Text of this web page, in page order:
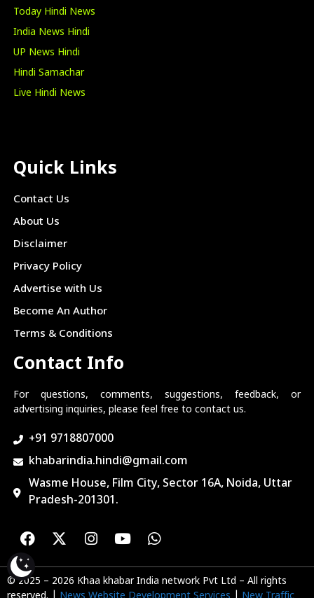
Today Hindi News
India News Hindi
UP News Hindi
Hindi Samachar
Live Hindi News
Quick Links
Contact Us
About Us
Disclaimer
Privacy Policy
Advertise with Us
Become An Author
Terms & Conditions
Contact Info
For questions, comments, suggestions, feedback, or
advertising inquiries, please feel free to contact us.
+91 9718807000
khabarindia.hindi@gmail.com
Wasme House, Film City, Sector 16A, Noida, Uttar
Pradesh-201301.
© 2025 – 2026 Khaa khabar India network Pvt Ltd – All rights